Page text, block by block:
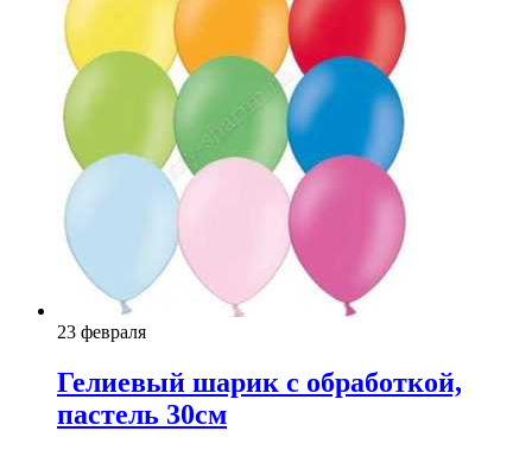
23 февраля
Гелиевый шарик с обработкой,
пастель 30см